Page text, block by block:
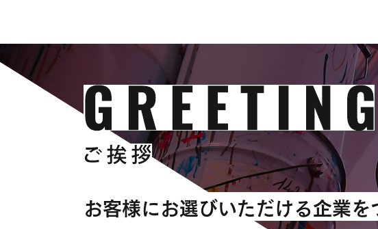
お客様にお選びいただける企業を